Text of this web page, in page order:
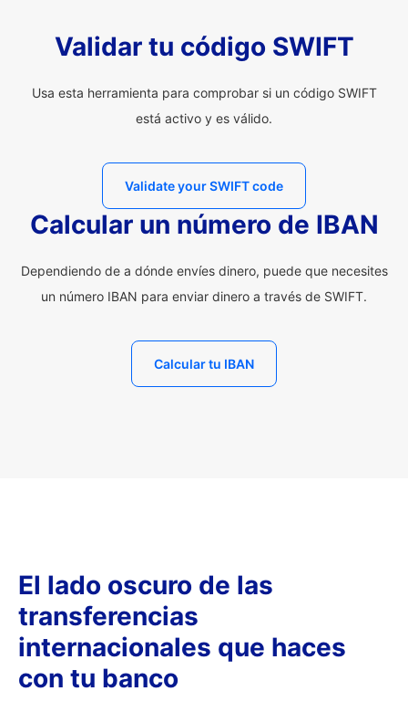
Validar tu código SWIFT
Usa esta herramienta para comprobar si un código SWIFT
está activo y es válido.
Validate your SWIFT code
Calcular un número de IBAN
Dependiendo de a dónde envíes dinero, puede que necesites
un número IBAN para enviar dinero a través de SWIFT.
Calcular tu IBAN
El lado oscuro de las
transferencias
internacionales que haces
con tu banco